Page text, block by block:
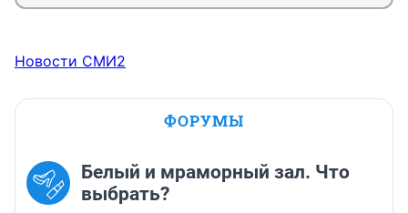
Новости СМИ2
ФОРУМЫ
Белый и мраморный зал. Что
выбрать?